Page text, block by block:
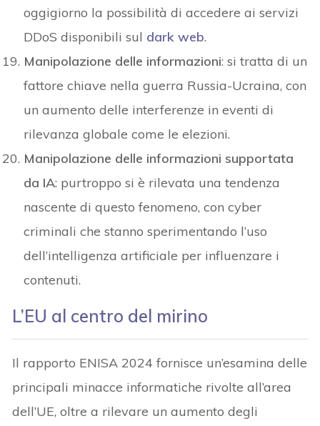
oggigiorno la possibilità di accedere ai servizi
DDoS disponibili sul dark web.
Manipolazione delle informazioni: si tratta di un
fattore chiave nella guerra Russia-Ucraina, con
un aumento delle interferenze in eventi di
rilevanza globale come le elezioni.
Manipolazione delle informazioni supportata
da IA: purtroppo si è rilevata una tendenza
nascente di questo fenomeno, con cyber
criminali che stanno sperimentando l’uso
dell’intelligenza artificiale per influenzare i
contenuti.
L’EU al centro del mirino
Il rapporto ENISA 2024 fornisce un’esamina delle
principali minacce informatiche rivolte all’area
dell’UE, oltre a rilevare un aumento degli